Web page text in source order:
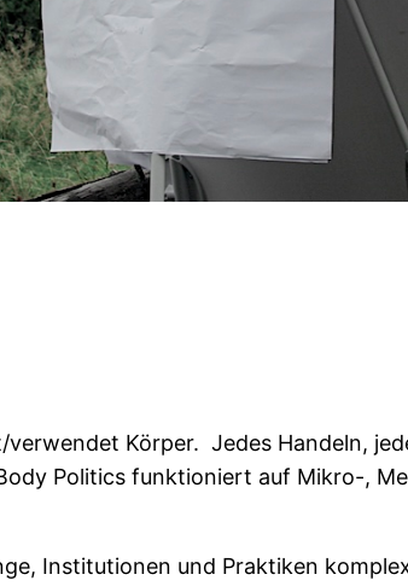
Körper. Jedes Handeln,
Politics funktioniert auf Mikro-,
Institutionen und Praktiken